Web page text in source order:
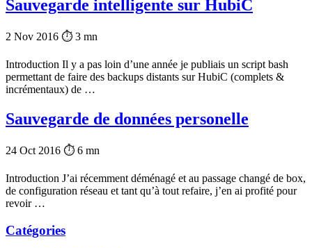
Sauvegarde intelligente sur HubiC
2 Nov 2016 ⏱ 3 mn
Introduction Il y a pas loin d’une année je publiais un script bash
permettant de faire des backups distants sur HubiC (complets &
incrémentaux) de …
Sauvegarde de données personelle
24 Oct 2016 ⏱ 6 mn
Introduction J’ai récemment déménagé et au passage changé de box,
de configuration réseau et tant qu’à tout refaire, j’en ai profité pour
revoir …
Catégories